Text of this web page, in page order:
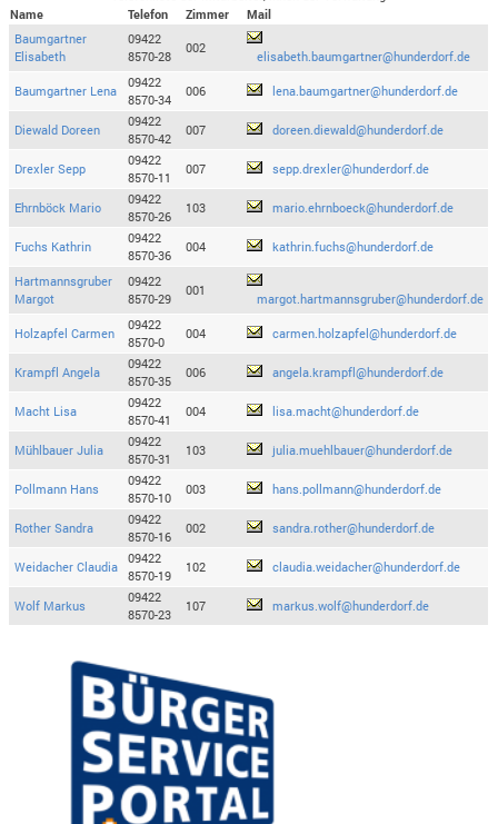
Name
Telefon Zimmer
Mail
Baumgartner
Elisabeth
09422
8570-28
002
elisabeth.baumgartner@hunderdorf.de
Baumgartner Lena
09422
8570-34
006 lena.baumgartner@hunderdorf.de
Diewald Doreen
09422
8570-42
007 doreen.diewald@hunderdorf.de
Drexler Sepp
09422
8570-11
007 sepp.drexler@hunderdorf.de
Ehrnböck Mario
09422
8570-26
103 mario.ehrnboeck@hunderdorf.de
Fuchs Kathrin
09422
8570-36
004 kathrin.fuchs@hunderdorf.de
Hartmannsgruber
Margot
09422
8570-29
001
margot.hartmannsgruber@hunderdorf.de
Holzapfel Carmen
09422
8570-0
004 carmen.holzapfel@hunderdorf.de
Krampfl Angela
09422
8570-35
006 angela.krampfl@hunderdorf.de
Macht Lisa
09422
8570-41
004 lisa.macht@hunderdorf.de
Mühlbauer Julia
09422
8570-31
103 julia.muehlbauer@hunderdorf.de
Pollmann Hans
09422
8570-10
003 hans.pollmann@hunderdorf.de
Rother Sandra
09422
8570-16
002 sandra.rother@hunderdorf.de
Weidacher Claudia
09422
8570-19
102 claudia.weidacher@hunderdorf.de
Wolf Markus
09422
8570-23
107 markus.wolf@hunderdorf.de